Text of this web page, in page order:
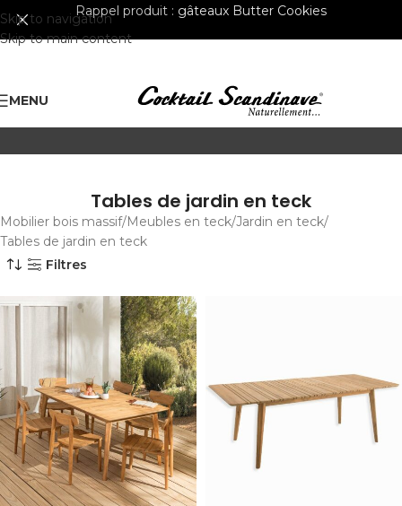
Skip to navigation
Skip to main content
Rappel produit : gâteaux Butter Cookies
MENU
Tables de jardin en teck
Mobilier bois massif Meubles en teck Jardin en teck
Tables de jardin en teck
Filtres